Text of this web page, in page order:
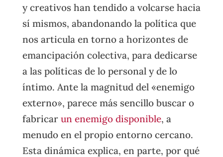
y creativos han tendido a volcarse hacia
sí mismos, abandonando la política que
nos articula en torno a horizontes de
emancipación colectiva, para dedicarse
a las políticas de lo personal y de lo
íntimo. Ante la magnitud del «enemigo
externo», parece más sencillo buscar o
fabricar un enemigo disponible, a
menudo en el propio entorno cercano.
Esta dinámica explica, en parte, por qué